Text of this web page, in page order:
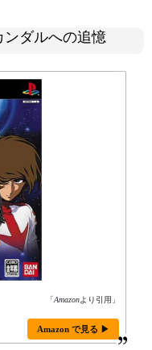
ダルへの追憶
「Amazonより引用」
Amazon で見る ▶